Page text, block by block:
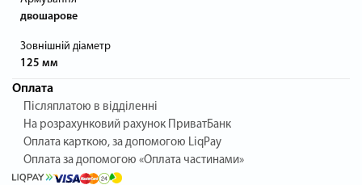
двошарове
Зовнішній діаметр
125 мм
Оплата
Післяплатою в відділенні
На розрахунковий рахунок ПриватБанк
Оплата карткою, за допомогою LiqPay
Оплата за допомогою «Оплата частинами»